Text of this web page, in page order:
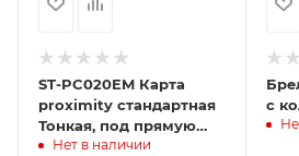
ST-PC020EM Карта
proximity стандартная
Тонкая, под прямую
печать
Нет в наличии
с